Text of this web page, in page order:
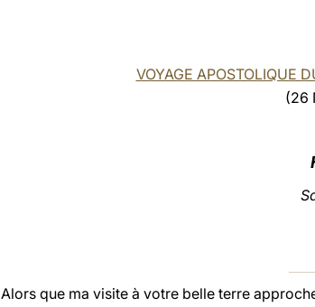
VOYAGE APOSTOLIQUE
(26
Alors que ma visite à votre belle terre